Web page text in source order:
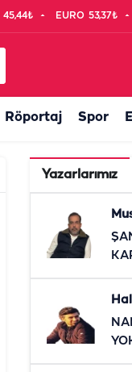
45,44₺ EURO 53,37₺
Röportaj Spor
Yazarlarımız